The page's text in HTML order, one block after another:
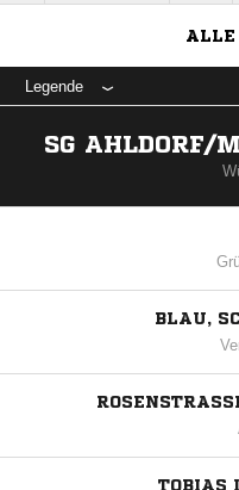
ALLE
Legende
SG AHLDORF/
BLAU,
TOBIAS